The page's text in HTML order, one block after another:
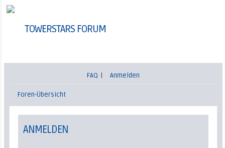
TOWERSTARS FORUM
FAQ Anmelden
Foren-Übersicht
ANMELDEN